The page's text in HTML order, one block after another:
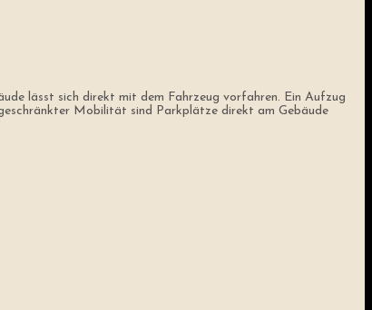
lässt sich direkt mit dem Fahrzeug vorfahren. Ein Aufzug
Mobilität sind Parkplätze direkt am Gebäude